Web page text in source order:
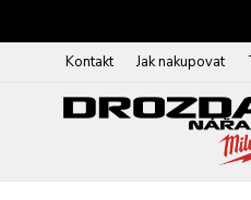
Kontakt Jak nakupovat